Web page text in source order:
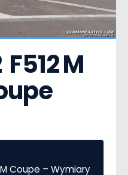
M
Coupe – Wymiary